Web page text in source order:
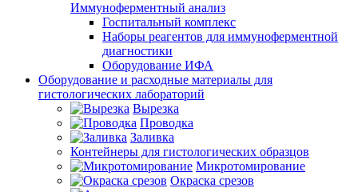
Иммуноферментный анализ
Госпитальный комплекс
Наборы реагентов для иммуноферментной
диагностики
Оборудование ИФА
Оборудование и расходные материалы для
гистологических лабораторий
Вырезка
Проводка
Заливка
Контейнеры для гистологических образцов
Микротомирование
Окраска срезов